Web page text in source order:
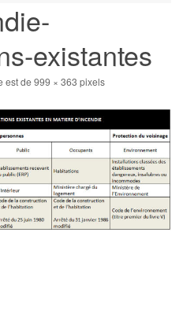
existantes
est de999 × 363 pixels